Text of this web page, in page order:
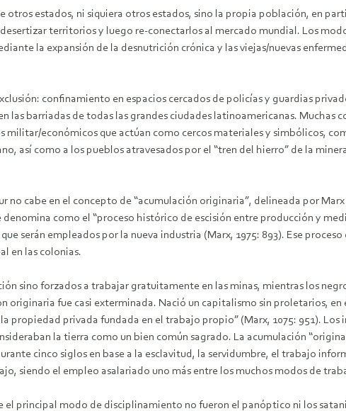
otros estados, ni siquiera otros estados, sino la propia población, en
territorios y luego re-conectarlos al mercado mundial. Los
la expansión de la desnutrición crónica y las viejas/nuevas
confinamiento en espacios cercados de policías y guardias
las barriadas de todas las grandes ciudades latinoamericanas. Muchas
económicos que actúan como cercos materiales y simbólicos,
así como a los pueblos atravesados por el “tren del hierro” de la
no cabe en el concepto de “acumulación originaria”, delineada por
como el “proceso histórico de escisión entre producción y
empleados por la nueva industria (Marx, 1975: 893). Ese proceso
en las colonias.
sino forzados a trabajar gratuitamente en las minas, mientras los
originaria fue casi exterminada. Nació un capitalismo sin proletarios, en
propiedad privada fundada en el trabajo propio” (Marx, 1075: 951).
la tierra como un bien común sagrado. La acumulación
cinco siglos en base a la esclavitud, la servidumbre, el trabajo
siendo el empleo asalariado uno más entre los muchos modos de
principal modo de disciplinamiento no fueron el panóptico ni los